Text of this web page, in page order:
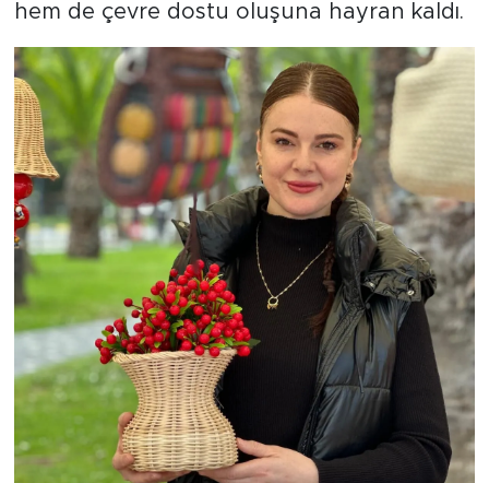
hem de çevre dostu oluşuna hayran kaldı.